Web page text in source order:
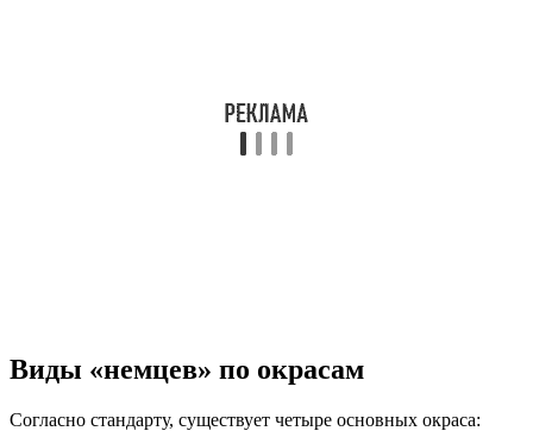
Виды «немцев» по окрасам
Согласно стандарту, существует четыре основных окраса: